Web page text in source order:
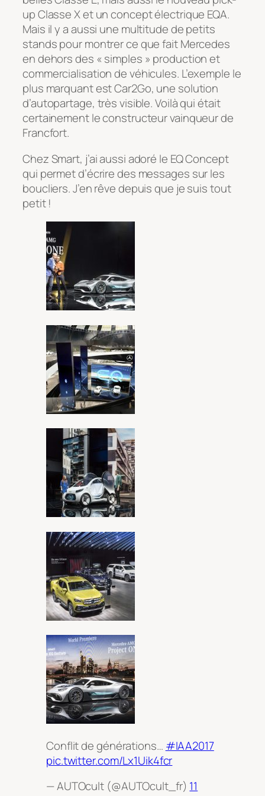
up Classe X et un concept électrique EQA.
Mais il y a aussi une multitude de petits
stands pour montrer ce que fait Mercedes
en dehors des « simples » production et
commercialisation de véhicules. L’exemple le
plus marquant est Car2Go, une solution
d’autopartage, très visible. Voilà qui était
certainement le constructeur vainqueur de
Francfort.
Chez Smart, j’ai aussi adoré le EQ Concept
qui permet d’écrire des messages sur les
boucliers. J’en rêve depuis que je suis tout
petit !
Conflit de générations… #IAA2017
pic.twitter.com/Lx1Uik4fcr
— AUTOcult (@AUTOcult_fr) 11